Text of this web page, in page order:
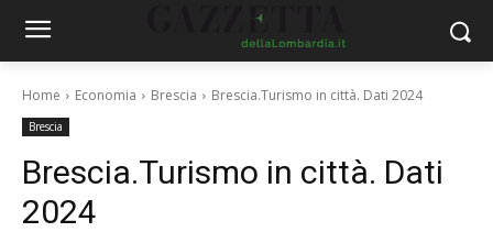
Home Economia Brescia Brescia.Turismo in città. Dati 2024
Brescia
Brescia.Turismo in città. Dati
2024